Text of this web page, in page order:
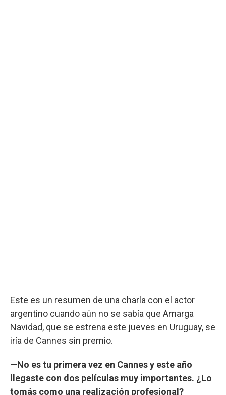
Este es un resumen de una charla con el actor
argentino cuando aún no se sabía que Amarga
Navidad, que se estrena este jueves en Uruguay, se
iría de Cannes sin premio.
—No es tu primera vez en Cannes y este año
llegaste con dos películas muy importantes. ¿Lo
tomás como una realización profesional?